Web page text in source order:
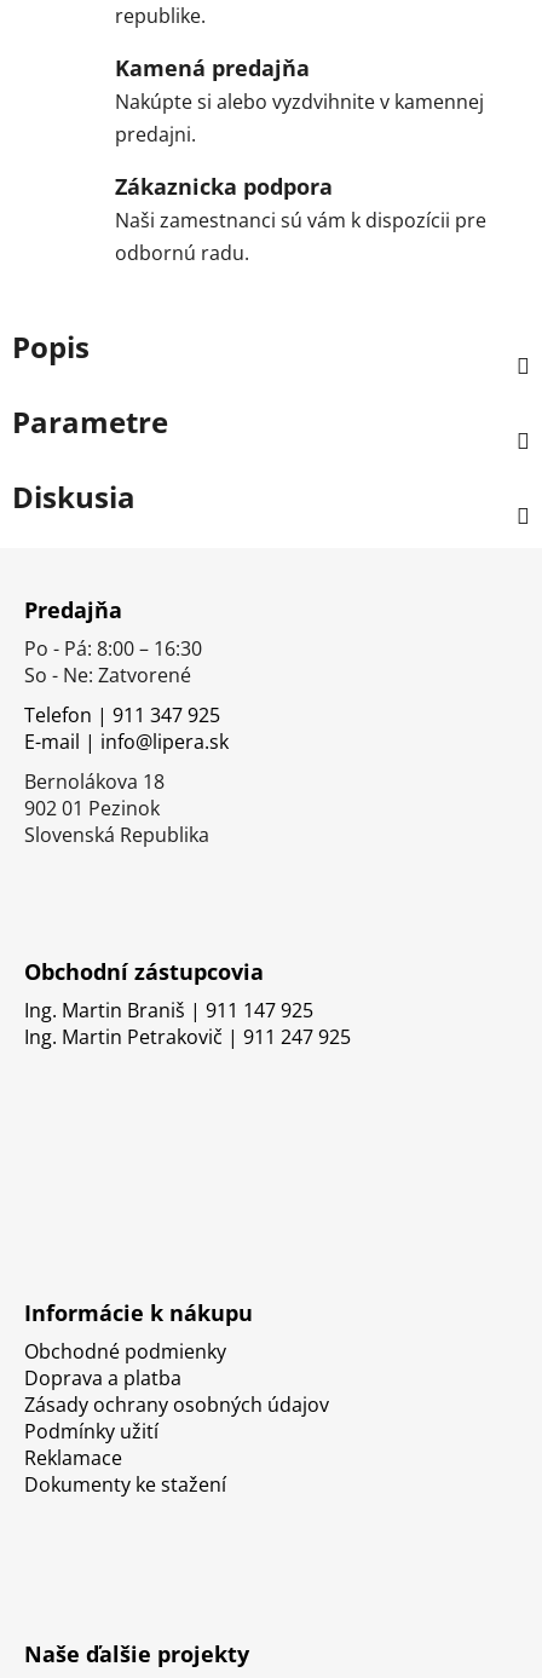
republike.
Kamená predajňa
Nakúpte si alebo vyzdvihnite v kamennej
predajni.
Zákaznicka podpora
Naši zamestnanci sú vám k dispozícii pre
odbornú radu.
Popis
Parametre
Diskusia
Predajňa
Po - Pá: 8:00 – 16:30
So - Ne: Zatvorené
Telefon | 911 347 925
E-mail | info@lipera.sk
Bernolákova 18
902 01 Pezinok
Slovenská Republika
Obchodní zástupcovia
Ing. Martin Braniš | 911 147 925
Ing. Martin Petrakovič | 911 247 925
Informácie k nákupu
Obchodné podmienky
Doprava a platba
Zásady ochrany osobných údajov
Podmínky užití
Reklamace
Dokumenty ke stažení
Naše ďalšie projekty